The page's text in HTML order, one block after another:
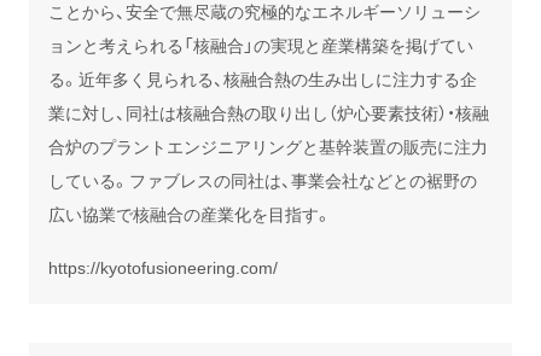
ことから、安全で無尽蔵の究極的なエネルギーソリューシ
ョンと考えられる「核融合」の実現と産業構築を掲げてい
る。近年多く見られる、核融合熱の生み出しに注力する企
業に対し、同社は核融合熱の取り出し（炉心要素技術）・核融
合炉のプラントエンジニアリングと基幹装置の販売に注力
している。ファブレスの同社は、事業会社などとの裾野の
広い協業で核融合の産業化を目指す。
https://kyotofusioneering.com/